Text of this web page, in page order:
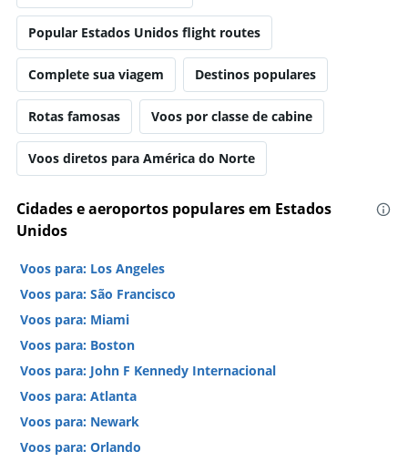
Popular Estados Unidos flight routes
Complete sua viagem Destinos populares
Rotas famosas Voos por classe de cabine
Voos diretos para América do Norte
Cidades e aeroportos populares em Estados
Unidos
Voos para: Los Angeles
Voos para: São Francisco
Voos para: Miami
Voos para: Boston
Voos para: John F Kennedy Internacional
Voos para: Atlanta
Voos para: Newark
Voos para: Orlando